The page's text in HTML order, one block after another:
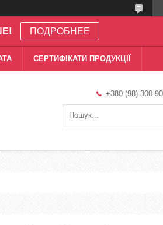
ПОДРОБНЕЕ
СЕРТИФІКАТИ ПРОДУКЦІЇ
+380 (98) 300-